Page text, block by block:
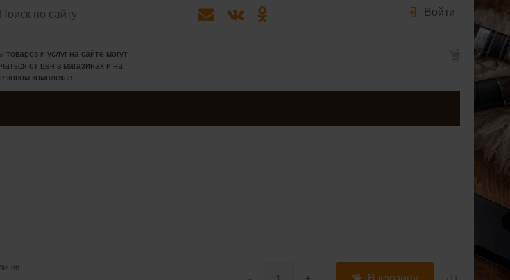
Войти
товаров и услуг на сайте могут
от цен в магазинах и на
комплексе